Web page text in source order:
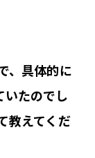
、具体的に
いたのでし
教えてくだ